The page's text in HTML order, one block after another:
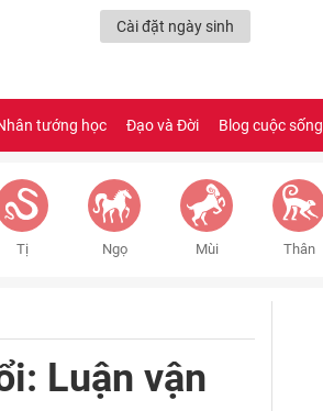
Cài đặt ngày sinh
tướng học Đạo và Đời Blog cuộc sống
Tị Ngọ Mùi Thân
Luận vận